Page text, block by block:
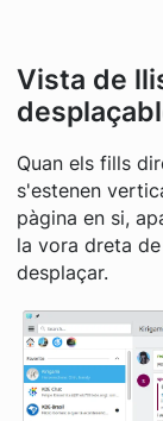
Vista de
Quan els fills
s'estenen
pàgina en si,
la vora dreta
desplaçar.